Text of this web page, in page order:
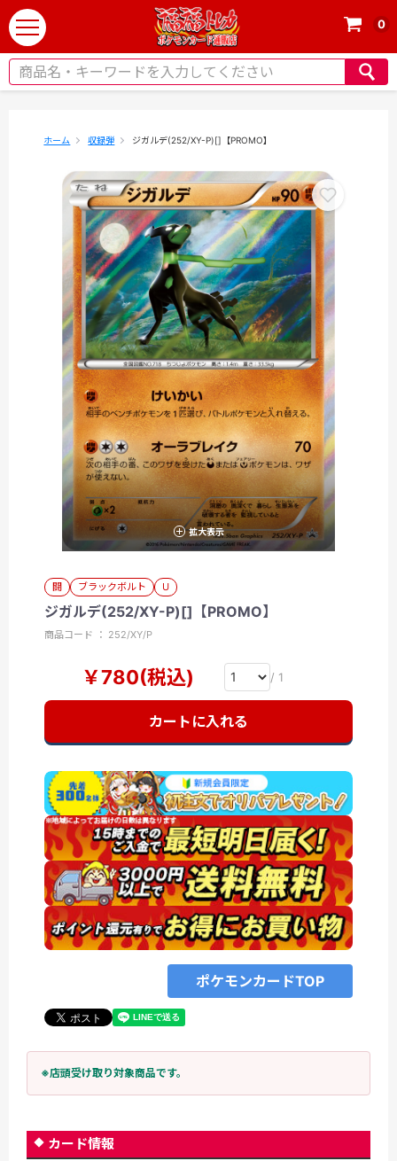
t
o
g
0
ホーム 収録弾 ジガルデ(252/XY-P)[]【PROMO】
拡大表示
闘 ブラックボルト U
ジガルデ(252/XY-P)[]【PROMO】
商品コード ： 252/XY/P
￥780(税込) / 1
カートに入れる
ポケモンカードTOP
※店頭受け取り対象商品です。
カード情報